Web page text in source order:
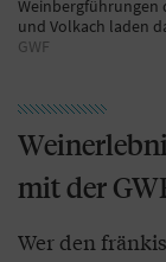
Weinbergführungen
und Volkach laden
GWF
mit der
Wer den